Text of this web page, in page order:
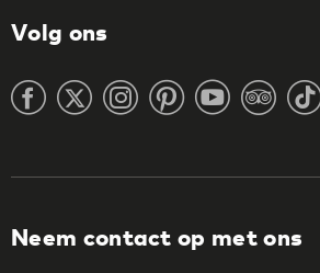
Volg ons
Neem contact op met ons